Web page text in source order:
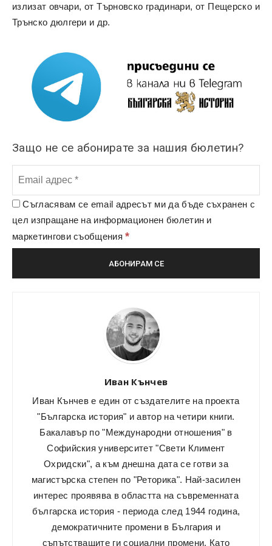
излизат овчари, от Търновско градинари, от Пещерско и
Трънско дюлгери и др.
Защо не се абонирате за нашия бюлетин?
Съгласявам се email адресът ми да бъде съхранен с
цел изпращане на информационен бюлетин и
маркетингови съобщения*
Иван Кънчев
Иван Кънчев е един от създателите на проекта
"Българска история" и автор на четири книги.
Бакалавър по "Международни отношения" в
Софийския университет "Свети Климент
Охридски", а към днешна дата се готви за
магистърска степен по "Реторика". Най-засилен
интерес проявява в областта на съвременната
българска история - периода след 1944 година,
демократичните промени в България и
съпътстващите ги социални промени. Като